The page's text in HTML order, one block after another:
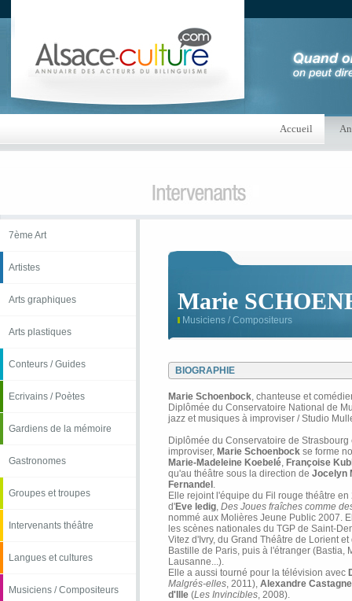
Accueil
7ème Art
Artistes
Arts graphiques
Arts plastiques
Conteurs / Guides
Ecrivains / Poètes
Gardiens de la mémoire
Gastronomes
Groupes et troupes
Intervenants théâtre
Langues et cultures
Musiciens / Compositeurs
Marie
Musiciens / Compositeurs
BIOGRAPHIE
Marie Schoenbock, chanteuse et
Diplômée du Conservatoire National de
jazz et musiques à improviser / Studio
Diplômée du Conservatoire de
improviser, Marie Schoenbock se forme
Marie-Madeleine Koebelé, Françoise
qu'au théâtre sous la direction de Jocelyn
Fernandel .
Elle rejoint l'équipe du Fil rouge théâtre
d'Eve ledig, Des Joues fraîches comme
nommé aux Molières Jeune Public 2007.
les scènes nationales du TGP de Saint-
Vitez d'Ivry, du Grand Théâtre de Lorient
Bastille de Paris, puis à l'étranger (Bastia,
Lausanne...).
Elle a aussi tourné pour la télévision avec
Malgrés-elles, 2011), Alexandre
d'Ille (Les Invincibles, 2008).